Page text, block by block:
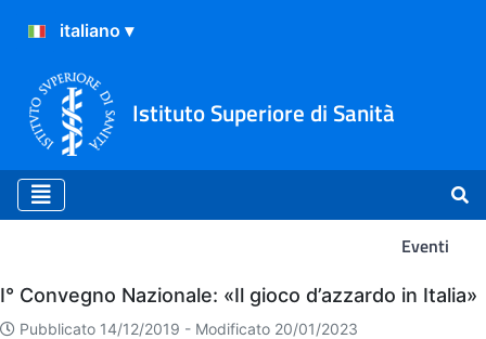
Istituto Superiore di Sanità
Eventi
Eventi
I° Convegno Nazionale: «Il gioco d’azzardo in Italia»
Pubblicato 14/12/2019 - Modificato 20/01/2023